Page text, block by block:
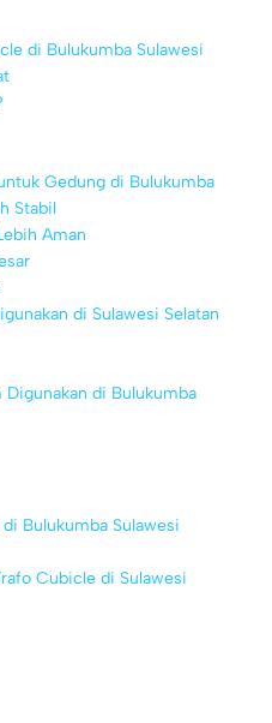
di Bulukumba Sulawesi
Gedung di Bulukumba
Stabil
Aman
di Sulawesi Selatan
di Bulukumba
Bulukumba Sulawesi
Cubicle di Sulawesi